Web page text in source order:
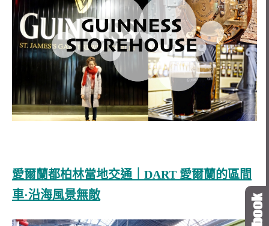
愛爾蘭都柏林當地交通｜DART 愛爾蘭的區間
車·沿海風景無敵